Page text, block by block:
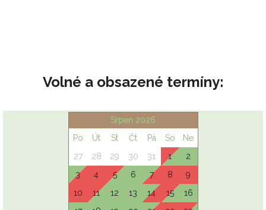
Volné a obsazené termíny: